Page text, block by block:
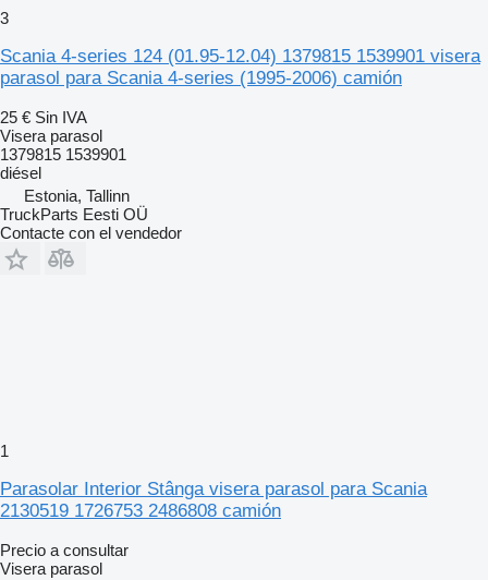
3
Scania 4-series 124 (01.95-12.04) 1379815 1539901 visera
parasol para Scania 4-series (1995-2006) camión
25 € Sin IVA
Visera parasol
1379815 1539901
diésel
Estonia, Tallinn
TruckParts Eesti OÜ
Contacte con el vendedor
1
Parasolar Interior Stânga visera parasol para Scania
2130519 1726753 2486808 camión
Precio a consultar
Visera parasol